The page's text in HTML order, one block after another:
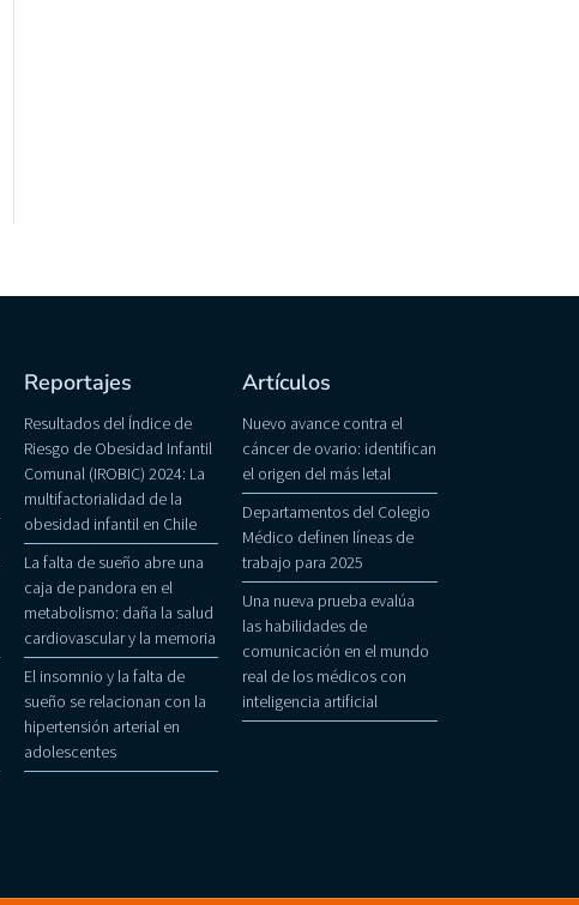
Reportajes
Resultados del Índice de
Riesgo de Obesidad Infantil
Comunal (IROBIC) 2024: La
multifactorialidad de la
obesidad infantil en Chile
La falta de sueño abre una
caja de pandora en el
metabolismo: daña la salud
cardiovascular y la memoria
El insomnio y la falta de
sueño se relacionan con la
hipertensión arterial en
adolescentes
Artículos
Nuevo avance contra el
cáncer de ovario: identifican
el origen del más letal
Departamentos del Colegio
Médico definen líneas de
trabajo para 2025
Una nueva prueba evalúa
las habilidades de
comunicación en el mundo
real de los médicos con
inteligencia artificial